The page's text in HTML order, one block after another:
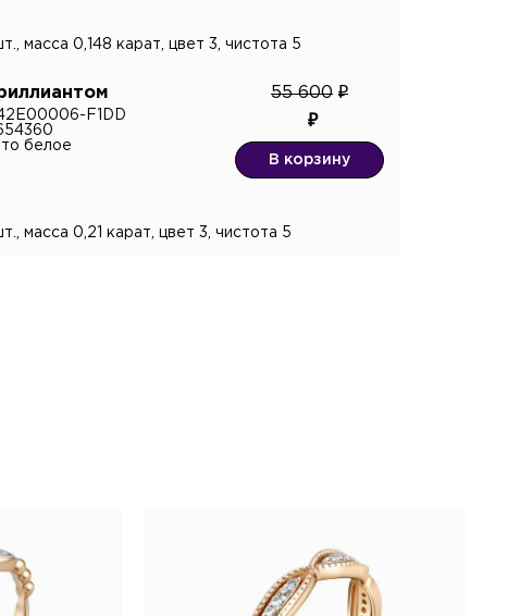
масса 0,148 карат, цвет 3, чистота 5
F1DD
белое
55 600
В корзину
масса 0,21 карат, цвет 3, чистота 5